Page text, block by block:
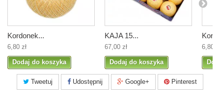
Kordonek...
6,80 zł
Dodaj do koszyka
KAJA 15...
67,00 zł
Dodaj do koszyka
6,80
Tweetuj Udostępnij Google+ Pinterest